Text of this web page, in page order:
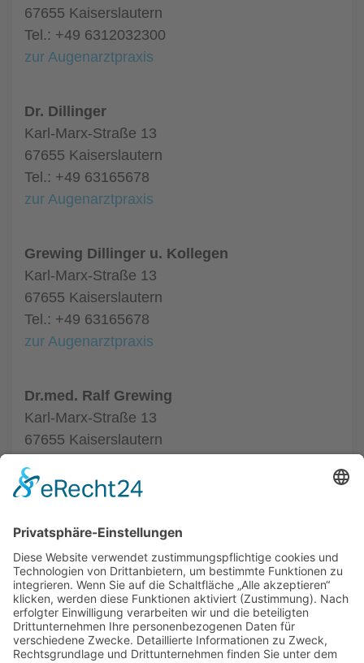
67655 Kaiserslautern
Tel.: +49 6312032300
zur Augenarztpraxis
Dr. Dillinger
Karl-Marx-Straße 13
67655 Kaiserslautern
Tel.: +49 63165678
zur Augenarztpraxis
Grewing Dillinger u. Kollegen
Karl-Marx-Straße 13
67655 Kaiserslautern
Tel.: +49 63165678
zur Augenarztpraxis
Dr.med. Ralf Grewing
Karl-Marx-Straße 13
67655 Kaiserslautern
zur Augenarztpraxis
ALLGEMEIN
AUGENÄRZTE